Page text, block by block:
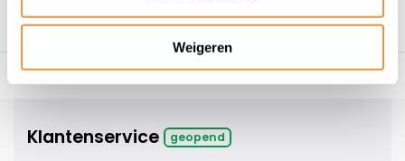
Weigeren
voor uw tweewieler Snelle levering Niet goed = geld
Klantenservice geopend